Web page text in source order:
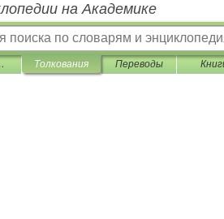
на Академике
Толкования Переводы